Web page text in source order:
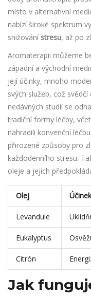
místo v alternativní
nabízí široké spektrum
snižování stresu, až po
Aromaterapii můžeme
západní a východní
její účinky, mnoho
svých služeb, což
nedávných studií se
tradiční formy léčby,
nahradili konvenční
přirozené způsoby pro
každodenního stresu.
oleje a jejich
Olej Účinek
Levandule
Eukalyptus
Citrón
Jak